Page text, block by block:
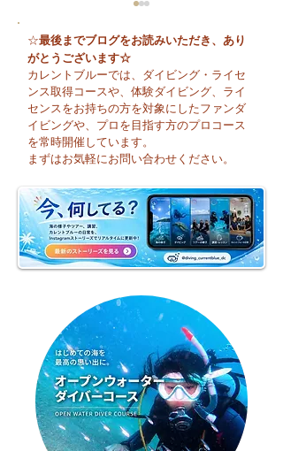
夏本番！明日からお泊
まり海洋実習です♪
☆最後までブログをお読みいただき、あり
がとうございます☆
カレントブルーでは、ダイビング・ライセ
ンス取得コースや、体験ダイビング、ライ
センスをお持ちの方を対象にしたファンダ
イビングや、プロを目指す方のプロコース
を常時開催しています。
まずはお気軽にお問い合わせください。